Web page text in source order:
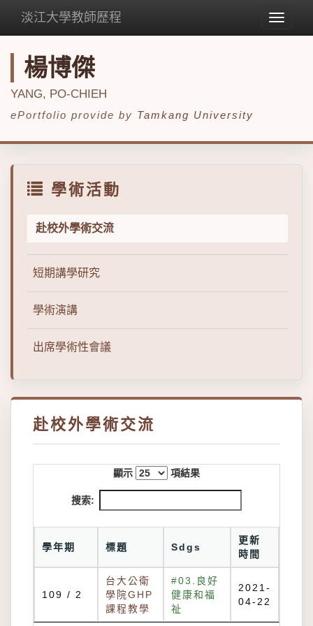
Toggle
淡江大學教師歷程
楊博傑
YANG, PO-CHIEH
ePortfolio provide by Tamkang University
學術活動
赴校外學術交流
短期講學研究
學術演講
出席學術性會議
赴校外學術交流
顯示 項結果
搜索:
學年期 標題 Sdgs
更新
時間
109 / 2
台大公衛
學院GHP
課程教學
#03.良好
健康和福
祉
2021-
04-22